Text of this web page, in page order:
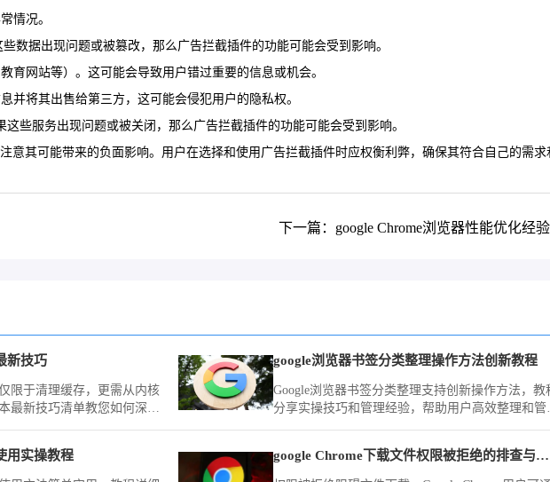
情况。
数据出现问题或被篡改，那么广告拦截插件的功能可能会受到影响。
网站等）。这可能会导致用户错过重要的信息或机会。
并将其出售给第三方，这可能会侵犯用户的隐私权。
些服务出现问题或被关闭，那么广告拦截插件的功能可能会受到影响。
其可能带来的负面影响。用户在选择和使用广告拦截插件时应权衡利弊，确保其符合自己的需求
下一篇：google Chrome浏览器性能优化经
新技巧
限于清理缓存，更需从内核
最新技巧清单教您如何深度
google浏览器书签分类整理操作方法创新教程
Google浏览器书签分类整理支持创新操作方法，教
分享实操技巧和管理经验，帮助用户高效整理和管
用实操教程 google Chrome下载文件权限被拒绝的排查与修复